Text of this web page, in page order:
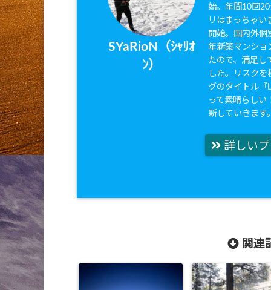
SYaRioN（ｼｬﾘｵ
ﾝ）
始。年間10回
リはまっちゃ
開始。国内外
年新築マンショ
たので、満足し
した。リスク
グのタイトル『
って素晴らしい
新していきます
詳しいプ
関連